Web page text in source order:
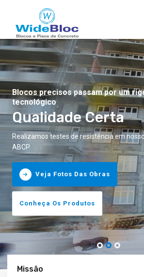
Uma obra precisa começar com o
Experiência
Confira as obras já realizadas com a
Conheça A WideBloc
Conheça Os Produtos
Blocos precisos passam por um
tecnológico
Qualidade Certa
Realizamos testes de resistência em
ABCP
Veja Fotos Das Obras
Conheça Os Produtos
Eles vão animar nossa experiência
Bloquinhos
Esses são os mascotes da WideBloc,
pesado no trabalho.
Conheça A WideBloc
Conheça Os Produtos
Missão